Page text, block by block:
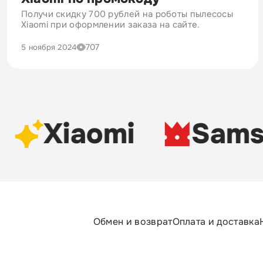
Получи скидку 700 рублей на роботы пылесосы
Xiaomi при оформлении заказа на сайте.
5 ноября 2024 707
Xiaomi
Обмен и возвратОплата и доставка